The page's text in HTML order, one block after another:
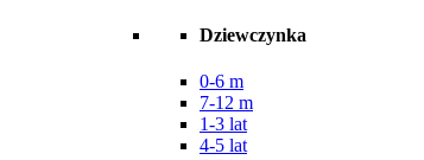
Dziewczynka
0-6 m
7-12 m
1-3 lat
4-5 lat